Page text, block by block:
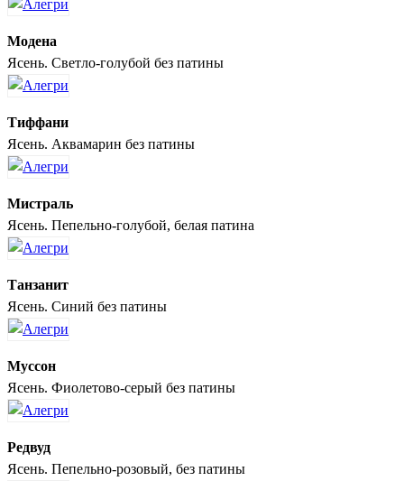
Модена
Ясень. Светло-голубой без патины
Тиффани
Ясень. Аквамарин без патины
Мистраль
Ясень. Пепельно-голубой, белая патина
Танзанит
Ясень. Синий без патины
Муссон
Ясень. Фиолетово-серый без патины
Редвуд
Ясень. Пепельно-розовый, без патины